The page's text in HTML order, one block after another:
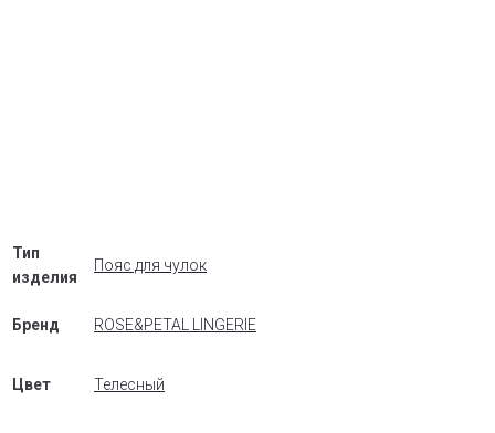
Тип
изделия
Пояс для чулок
Бренд ROSE&PETAL LINGERIE
Цвет Телесный